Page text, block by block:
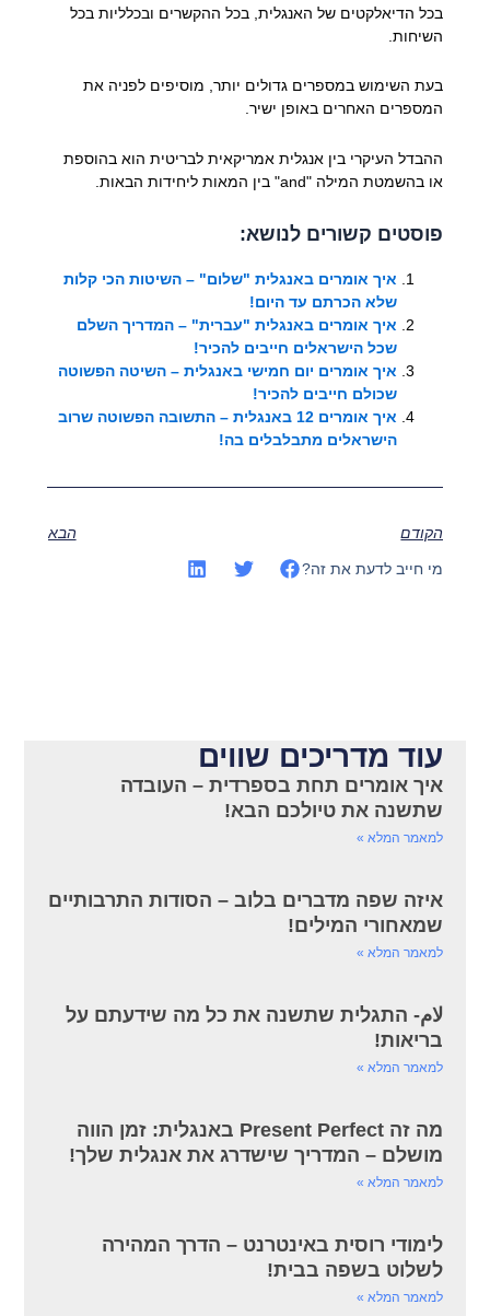
בכל הדיאלקטים של האנגלית, בכל ההקשרים ובכלליות בכל
השיחות.
בעת השימוש במספרים גדולים יותר, מוסיפים לפניה את
המספרים האחרים באופן ישיר.
ההבדל העיקרי בין אנגלית אמריקאית לבריטית הוא בהוספת
או בהשמטת המילה "and" בין המאות ליחידות הבאות.
פוסטים קשורים לנושא:
איך אומרים באנגלית "שלום" – השיטות הכי קלות
שלא הכרתם עד היום!
איך אומרים באנגלית "עברית" – המדריך השלם
שכל הישראלים חייבים להכיר!
איך אומרים יום חמישי באנגלית – השיטה הפשוטה
שכולם חייבים להכיר!
איך אומרים 12 באנגלית – התשובה הפשוטה שרוב
הישראלים מתבלבלים בה!
הקודם הבא
מי חייב לדעת את זה?
עוד מדריכים שווים
איך אומרים תחת בספרדית – העובדה
שתשנה את טיולכם הבא!
למאמר המלא »
איזה שפה מדברים בלוב – הסודות התרבותיים
שמאחורי המילים!
למאמר המלא »
لام- התגלית שתשנה את כל מה שידעתם על
בריאות!
למאמר המלא »
מה זה Present Perfect באנגלית: זמן הווה
מושלם – המדריך שישדרג את אנגלית שלך!
למאמר המלא »
לימודי רוסית באינטרנט – הדרך המהירה
לשלוט בשפה בבית!
למאמר המלא »